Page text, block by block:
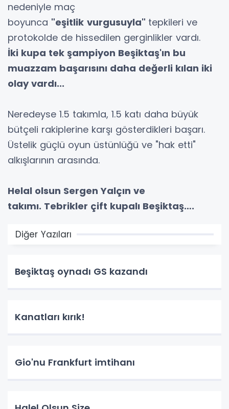
nedeniyle maç
boyunca "eşitlik vurgusuyla" tepkileri ve
protokolde de hissedilen gerginlikler vardı.
İki kupa tek şampiyon Beşiktaş'ın bu
muazzam başarısını daha değerli kılan iki
olay vardı...
Neredeyse 1.5 takımla, 1.5 katı daha büyük
bütçeli rakiplerine karşı gösterdikleri başarı.
Üstelik güçlü oyun üstünlüğü ve "hak etti"
alkışlarının arasında.
Helal olsun Sergen Yalçın ve
takımı. Tebrikler çift kupalı Beşiktaş….
Diğer Yazıları
Beşiktaş oynadı GS kazandı
Kanatları kırık!
Gio'nu Frankfurt imtihanı